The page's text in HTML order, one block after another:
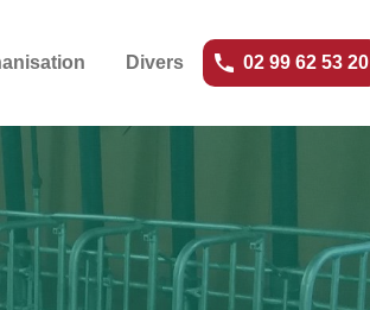
Divers 02 99 62 53 20